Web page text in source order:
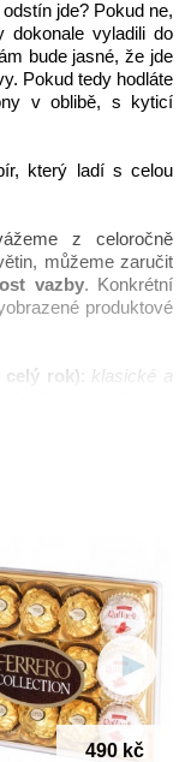
jde? Pokud ne,
dokonale vyladili do
bude jasné, že jde
Pokud tedy hodláte
v oblibě, s kyticí
který ladí s celou
z celoročně
můžeme zaručit
vazby. Konkrétní
produktové
celý rok)
klasické a
květy na objemu.
fantazii.
která je
V případě, že vám
do jakýchkoliv
490 kč